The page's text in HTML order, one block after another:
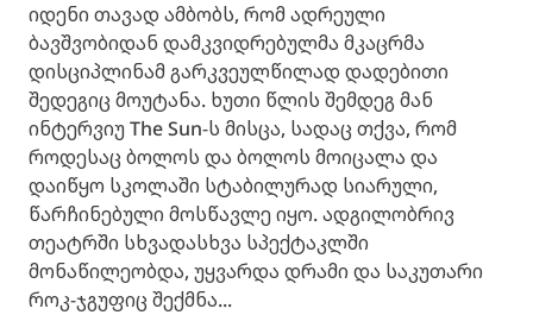
იდენი თავად ამბობს, რომ ადრეული
ბავშვობიდან დამკვიდრებულმა მკაცრმა
დისციპლინამ გარკვეულწილად დადებითი
შედეგიც მოუტანა. ხუთი წლის შემდეგ მან
ინტერვიუ The Sun-ს მისცა, სადაც თქვა, რომ
როდესაც ბოლოს და ბოლოს მოიცალა და
დაიწყო სკოლაში სტაბილურად სიარული,
წარჩინებული მოსწავლე იყო. ადგილობრივ
თეატრში სხვადასხვა სპექტაკლში
მონაწილეობდა, უყვარდა დრამი და საკუთარი
როკ-ჯგუფიც შექმნა...